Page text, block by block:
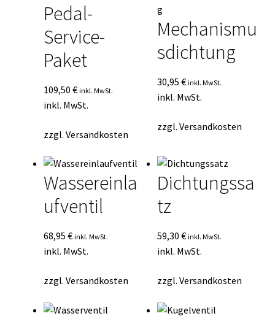
Pedal-
Service-
Paket
109,50 € inkl. MwSt.
inkl. MwSt.
zzgl. Versandkosten
Mechanismu
sdichtung
30,95€ inkl. MwSt.
inkl. MwSt.
zzgl.Versandkosten
Wassereinla
ufventil
68,95 € inkl. MwSt.
inkl. MwSt.
zzgl. Versandkosten
Dichtungssa
tz
59,30€ inkl. MwSt.
inkl. MwSt.
zzgl.Versandkosten